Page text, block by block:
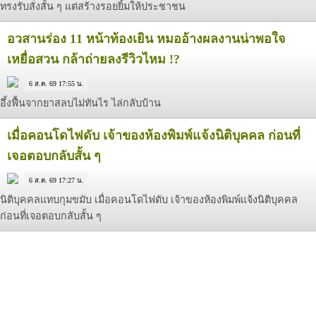
ทรงรับสั่งสั้น ๆ แต่สร้างรอยยิ้มให้ประชาชน
อวสานร่อง 11 หน้าท้องเยิน หมออ้างผลงานน่าพอใจ
เหยื่อสวน กล้าถ่ายลงรีวิวไหม !?
6 ส.ค. 69 17:55 น.
อึ้งฟื้นจากยาสลบไม่ทันไร ไล่กลับบ้าน
เมื่อคอนโดไฟดับ เจ้าของห้องพิมพ์แจ้งนิติบุคคล ก่อนที่
เจอตอบกลับสั้น ๆ
6 ส.ค. 69 17:27 น.
นิติบุคคลแทบกุมขมับ เมื่อคอนโดไฟดับ เจ้าของห้องพิมพ์แจ้งนิติบุคคล
ก่อนที่เจอตอบกลับสั้น ๆ